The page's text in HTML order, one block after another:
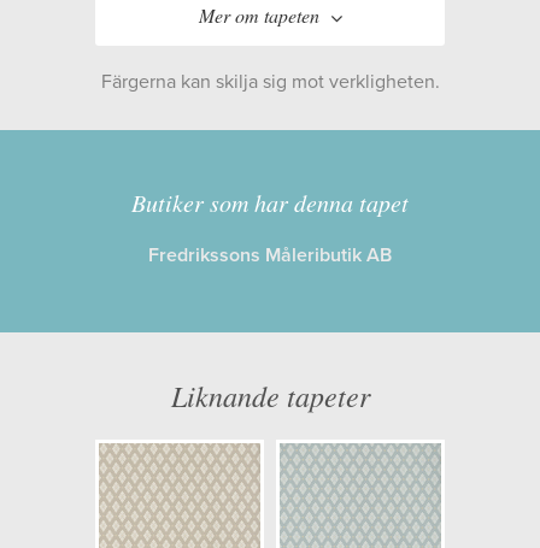
Mer om tapeten
Kollektion:
Flora
Information
Längd x Bredd: 10,05 x 0,53
Artikelnummer: 692-07
NCS Bottenkulör: S1505-Y40R
Färg: Vitaktig, Beige
Färgerna kan skilja sig mot verkligheten.
Butiker som har denna tapet
Fredrikssons Måleributik AB
Liknande tapeter